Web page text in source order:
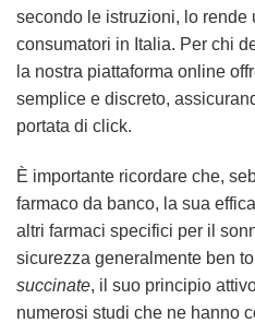
secondo le istruzioni, lo rende
consumatori in Italia. Per chi
la nostra piattaforma online
semplice e discreto,
portata di click.
È importante ricordare che,
farmaco da banco, la sua
altri farmaci specifici per il
sicurezza generalmente ben
succinate, il suo principio
numerosi studi che ne hanno